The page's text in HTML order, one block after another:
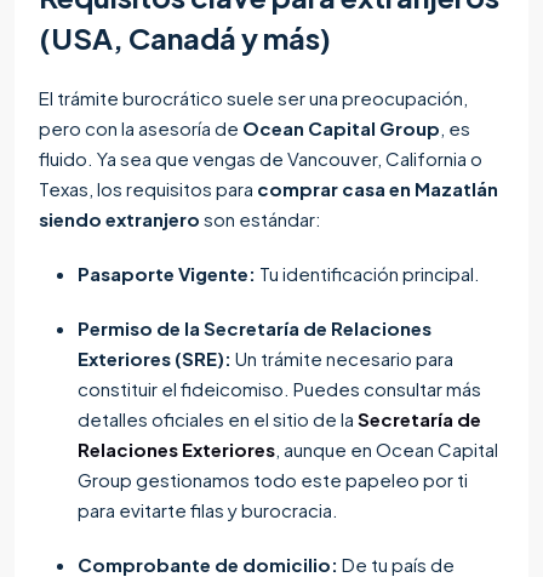
(USA, Canadá y más)
El trámite burocrático suele ser una preocupación,
pero con la asesoría de Ocean Capital Group , es
fluido. Ya sea que vengas de Vancouver, California o
Texas, los requisitos para comprar casa en Mazatlán
siendo extranjero son estándar:
Pasaporte Vigente: Tu identificación principal.
Permiso de la Secretaría de Relaciones
Exteriores (SRE): Un trámite necesario para
constituir el fideicomiso. Puedes consultar más
detalles oficiales en el sitio de la Secretaría de
Relaciones Exteriores , aunque en Ocean Capital
Group gestionamos todo este papeleo por ti
para evitarte filas y burocracia.
Comprobante de domicilio: De tu país de